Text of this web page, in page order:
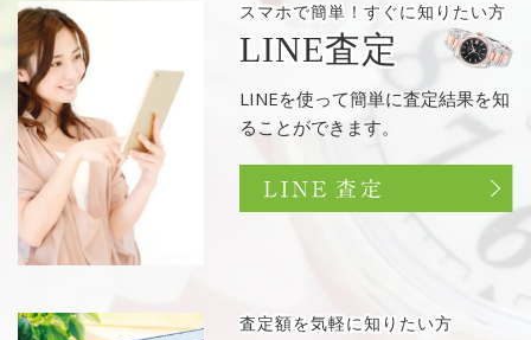
スマホで簡単！ すぐに知りたい方
LINE査定
LINEを使って簡単に査定結果を知
ることができます。
査定額を気軽に知りたい方